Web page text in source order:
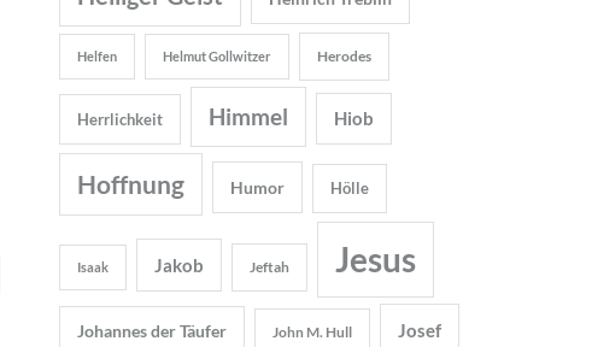
Helfen Helmut Gollwitzer Herodes
Herrlichkeit Himmel Hiob
Hoffnung Humor Hölle
Isaak Jakob Jeftah Jesus
Johannes der Täufer John M. Hull Josef